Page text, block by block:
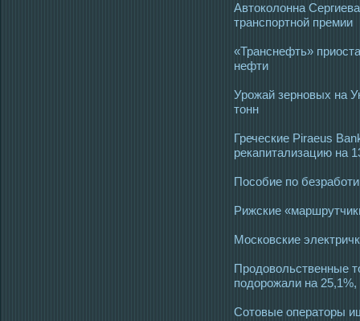
Автоколонна
транспортной премии
«Транснефть»
нефти
Урожай зерновых на
тонн
Греческие Piraeus
рекапитализацию на
Пособие по
Рижские
Московские
Продовольственные
подорожали на
Сотовые операторы